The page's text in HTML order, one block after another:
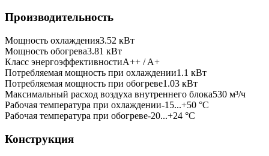
Производительность
Мощность охлаждения3.52 кВт
Мощность обогрева3.81 кВт
Класс энергоэффективностиA++ / A+
Потребляемая мощность при охлаждении1.1 кВт
Потребляемая мощность при обогреве1.03 кВт
Максимальный расход воздуха внутреннего блока530 м³/ч
Рабочая температура при охлаждении-15...+50 °C
Рабочая температура при обогреве-20...+24 °C
Конструкция